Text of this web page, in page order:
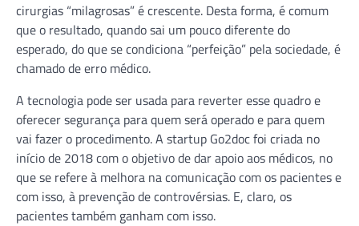
cirurgias “milagrosas” é crescente. Desta forma, é comum
que o resultado, quando sai um pouco diferente do
esperado, do que se condiciona “perfeição” pela sociedade, é
chamado de erro médico.
A tecnologia pode ser usada para reverter esse quadro e
oferecer segurança para quem será operado e para quem
vai fazer o procedimento. A startup Go2doc foi criada no
início de 2018 com o objetivo de dar apoio aos médicos, no
que se refere à melhora na comunicação com os pacientes e
com isso, à prevenção de controvérsias. E, claro, os
pacientes também ganham com isso.